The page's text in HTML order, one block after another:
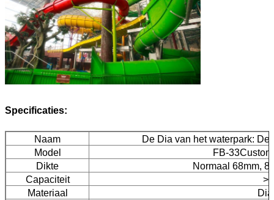
Specificaties:
Naam De Dia van het waterpark: De
Model
FB-
Dikte
Normaal 68mm,
Capaciteit
Materiaal